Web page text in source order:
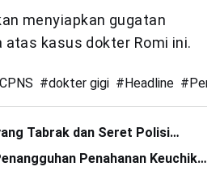
menyiapkan gugatan
atas kasus dokter Romi ini.
CPNS #dokter gigi #Headline #
Tabrak dan Seret Polisi
S2
Penahanan Keuchik